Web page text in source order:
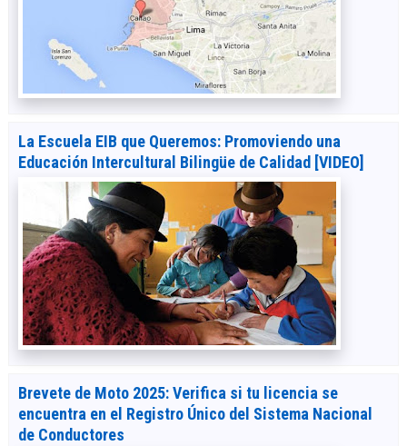
La Escuela EIB que Queremos: Promoviendo una
Educación Intercultural Bilingüe de Calidad [VIDEO]
Brevete de Moto 2025: Verifica si tu licencia se
encuentra en el Registro Único del Sistema Nacional
de Conductores